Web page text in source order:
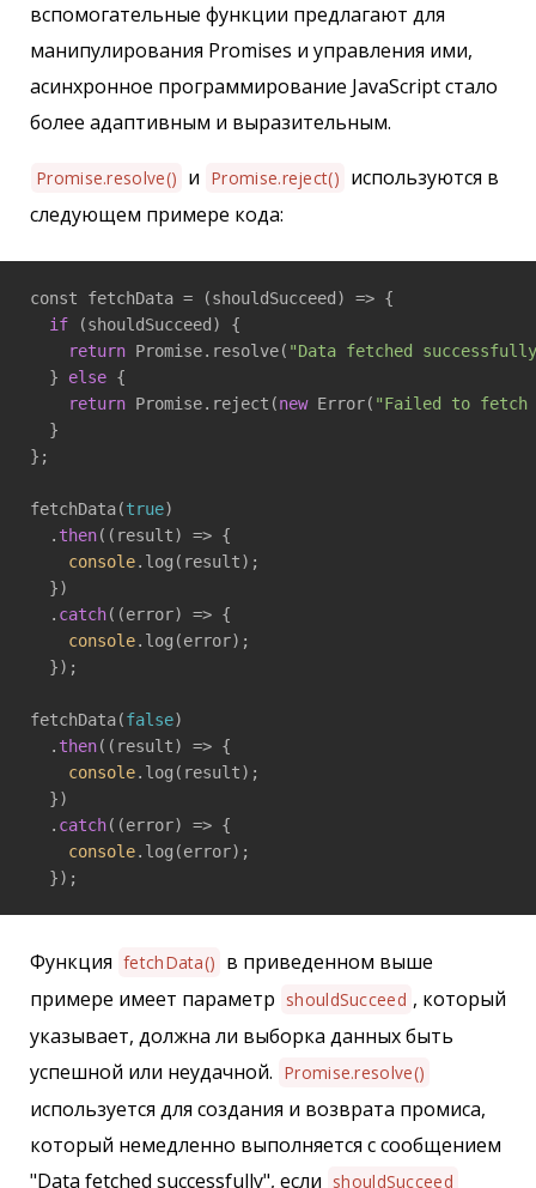
вспомогательные функции предлагают для
манипулирования Promises и управления ими,
асинхронное программирование JavaScript стало
более адаптивным и выразительным.
Promise.resolve() и Promise.reject() используются в
следующем примере кода:
const fetchData = (shouldSucceed) => {
if (shouldSucceed) {
return Promise.resolve( "Data fetched
  }
else {
return Promise.reject(new Error( "Failed to fetch
  }
};
fetchData(true)
  .
then( (result) => {
console.log(result);
  })
  .
catch( (error) => {
console.log(error);
  });
fetchData(false)
  .
then( (result) => {
console.log(result);
  })
  .
catch( (error) => {
console.log(error);
  });
Функция fetchData() в приведенном выше
примере имеет параметр shouldSucceed , который
указывает, должна ли выборка данных быть
успешной или неудачной. Promise.resolve()
используется для создания и возврата промиса,
который немедленно выполняется с сообщением
"Data fetched successfully", если shouldSucceed